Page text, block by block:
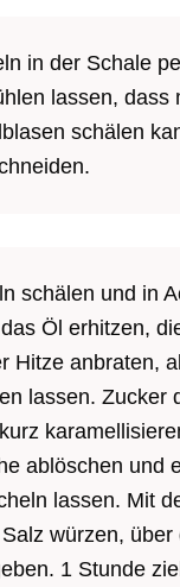
in der Schale
lassen, dass
schälen
schälen und in
Öl erhitzen,
Hitze anbraten,
lassen. Zucker
ablöschen und
lassen. Mit
würzen, über
1 Stunde